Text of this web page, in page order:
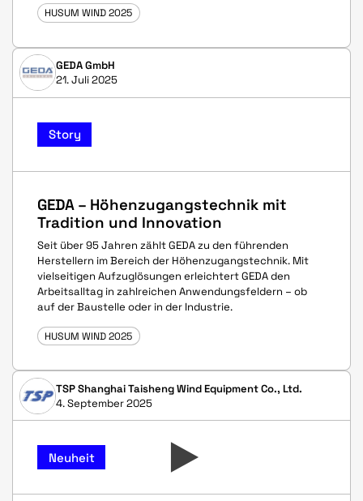
HUSUM WIND 2025
GEDA GmbH
21. Juli 2025
Story
GEDA – Höhenzugangstechnik mit
Tradition und Innovation
Seit über 95 Jahren zählt GEDA zu den führenden
Herstellern im Bereich der Höhenzugangstechnik. Mit
vielseitigen Aufzuglösungen erleichtert GEDA den
Arbeitsalltag in zahlreichen Anwendungsfeldern – ob
auf der Baustelle oder in der Industrie.
HUSUM WIND 2025
TSP Shanghai Taisheng Wind Equipment Co., Ltd.
4. September 2025
Neuheit